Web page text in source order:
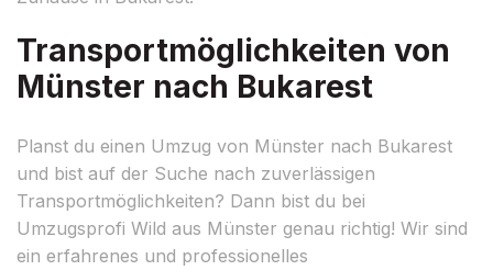
Transportmöglichkeiten von
Münster nach Bukarest
Planst du einen Umzug von Münster nach Bukarest
und bist auf der Suche nach zuverlässigen
Transportmöglichkeiten? Dann bist du bei
Umzugsprofi Wild aus Münster genau richtig! Wir sind
ein erfahrenes und professionelles